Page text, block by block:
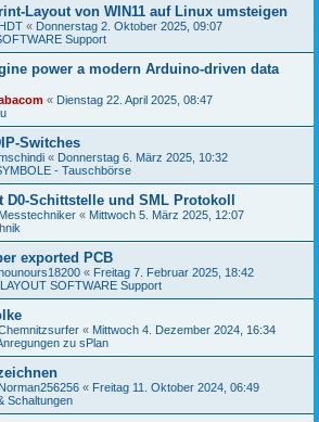
Layout von WIN11 auf Linux umsteigen
HDT « Donnerstag 2. Oktober 2025, 09:07
Support
power a modern Arduino-driven data
« Dienstag 22. April 2025, 08:47
Switches
« Donnerstag 6. März 2025, 10:32
- Tauschbörse
D0-Schittstelle und SML Protokoll
Messtechniker « Mittwoch 5. März 2025, 12:07
exported PCB
« Freitag 7. Februar 2025, 18:42
SOFTWARE Support
« Mittwoch 4. Dezember 2024, 16:34
zu sPlan
Norman256256 « Freitag 11. Oktober 2024, 06:49
Schaltungen